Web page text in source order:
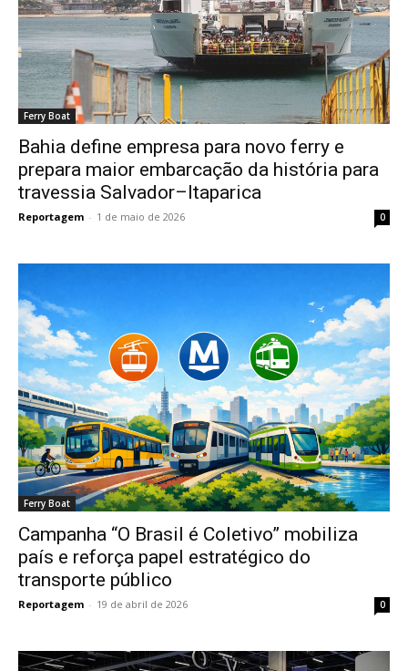
Ferry Boat
Bahia define empresa para novo ferry e
prepara maior embarcação da história para
travessia Salvador–Itaparica
Reportagem - 1 de maio de 2026 0
Ferry Boat
Campanha “O Brasil é Coletivo” mobiliza
país e reforça papel estratégico do
transporte público
Reportagem - 19 de abril de 2026 0